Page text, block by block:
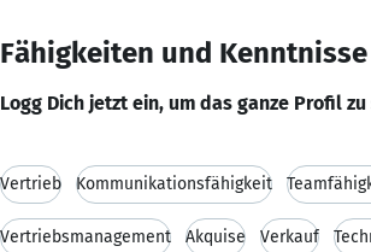
Fähigkeiten und Kenntnisse
Logg Dich jetzt ein, um das ganze Profil zu
Vertrieb Kommunikationsfähigkeit
Vertriebsmanagement Akquise Verkauf